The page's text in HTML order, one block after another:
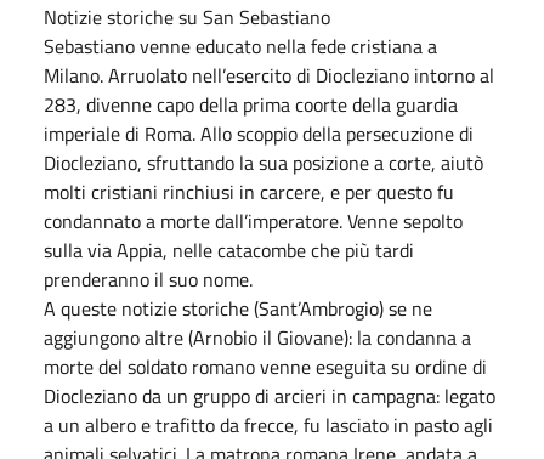
Notizie storiche su San Sebastiano
Sebastiano venne educato nella fede cristiana a
Milano. Arruolato nell’esercito di Diocleziano intorno al
283, divenne capo della prima coorte della guardia
imperiale di Roma. Allo scoppio della persecuzione di
Diocleziano, sfruttando la sua posizione a corte, aiutò
molti cristiani rinchiusi in carcere, e per questo fu
condannato a morte dall’imperatore. Venne sepolto
sulla via Appia, nelle catacombe che più tardi
prenderanno il suo nome.
A queste notizie storiche (Sant’Ambrogio) se ne
aggiungono altre (Arnobio il Giovane): la condanna a
morte del soldato romano venne eseguita su ordine di
Diocleziano da un gruppo di arcieri in campagna: legato
a un albero e trafitto da frecce, fu lasciato in pasto agli